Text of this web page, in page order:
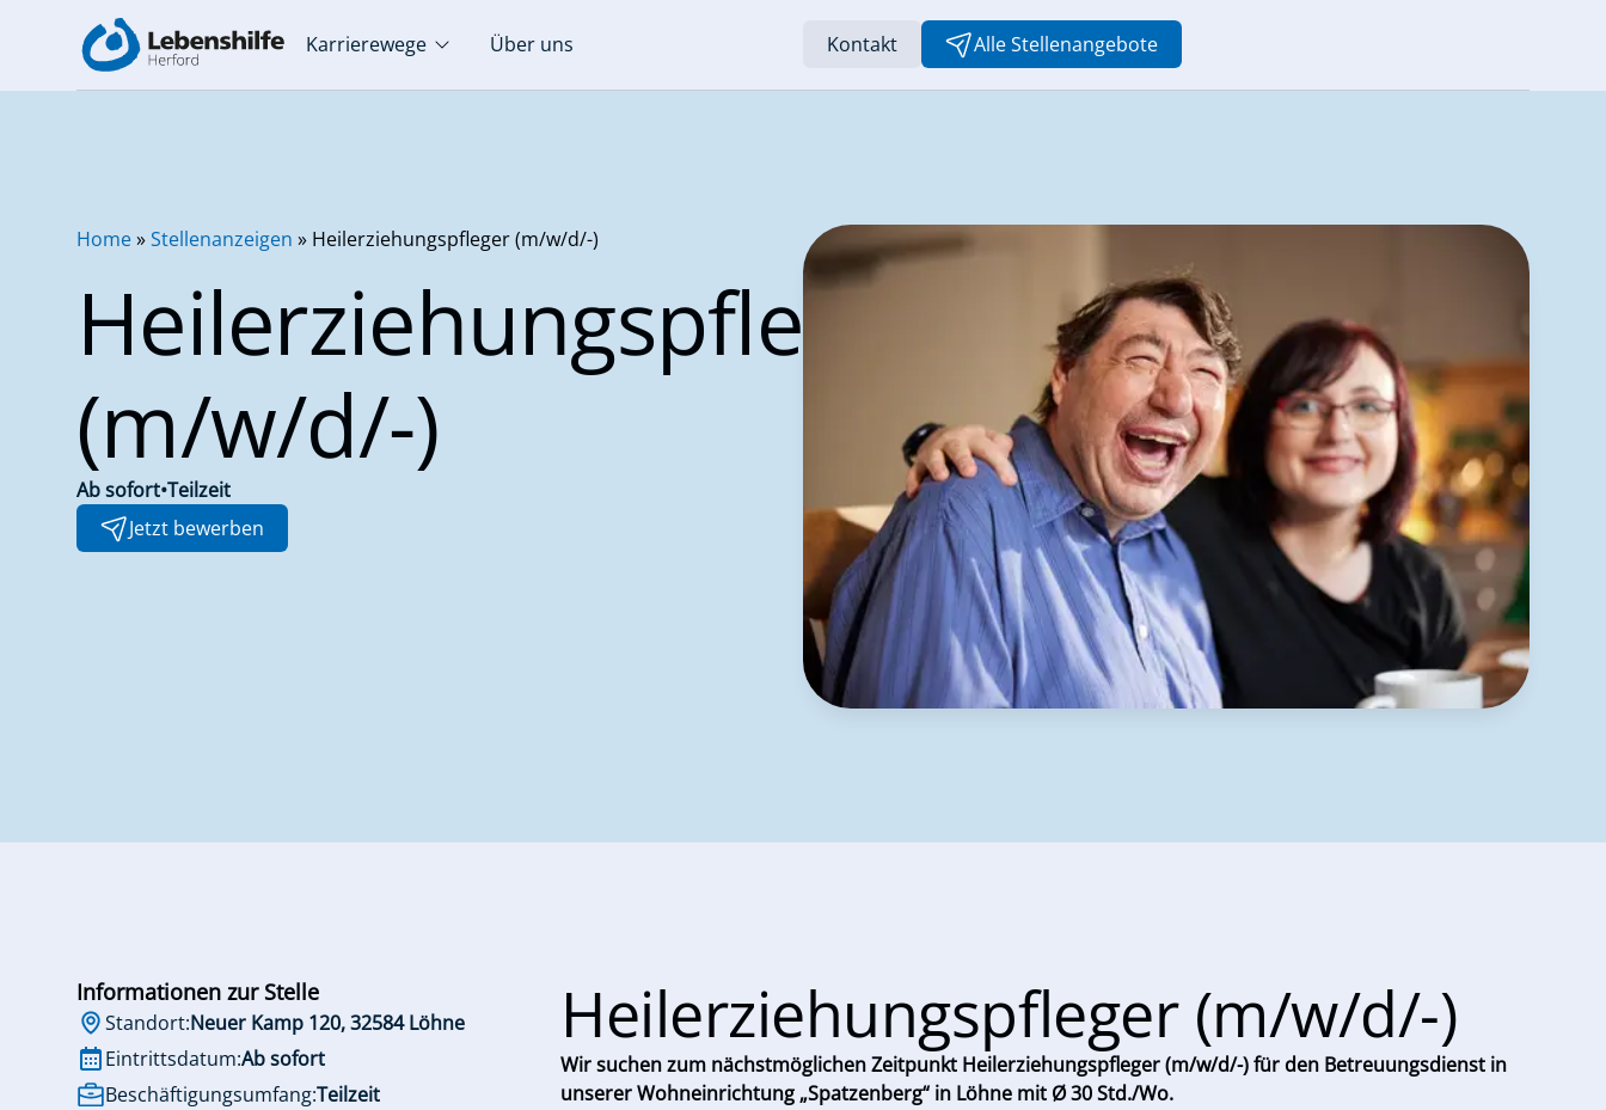
Karrierewege Über uns Kontakt Alle Stellenangebote
Home»Stellenanzeigen » Heilerziehungspfleger (m/w/d/-)
Heilerziehungspfleger
(m/w/d/-)
Ab sofort•Teilzeit
Jetzt bewerben
Informationen zur Stelle
Standort:Neuer Kamp 120, 32584 Löhne
Eintrittsdatum:Ab sofort
Beschäftigungsumfang:Teilzeit
Heilerziehungspfleger (m/w/d/-)
Wir suchen zum nächstmöglichen Zeitpunkt Heilerziehungspfleger (m/w/d/-) für den Betreuungsdienst in
unserer Wohneinrichtung „Spatzenberg“ in Löhne mit Ø 30 Std./Wo.